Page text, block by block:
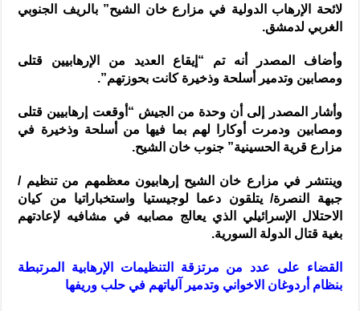
لائحة الإرهاب الدولية في مزارع خان الشيح” بالريف الجنوبي
الغربي لدمشق.
وأضاف المصدر أنه تم “إيقاع العديد من الإرهابيين قتلى
ومصابين وتدمير أسلحة وذخيرة كانت بحوزتهم”.
وأشار المصدر إلى أن وحدة من الجيش “أوقعت إرهابيين قتلى
ومصابين ودمرت أوكارا لهم بما فيها من أسلحة وذخيرة في
مزارع قرية الحسينية” جنوب خان الشيح.
وينتشر في مزارع خان الشيح إرهابيون معظمهم من تنظيم /
جبهة النصرة/ يتلقون دعما لوجيستيا واستخباراتيا من كيان
الاحتلال الإسرائيلي الذي يعالج مصابيه في مشافيه لإعادتهم
بغية قتال الدولة السورية.
القضاء على عدد من مرتزقة التنظيمات الإرهابية المرتبطة
بنظام أردوغان الاخواني وتدمير آلياتهم في حلب وريفها